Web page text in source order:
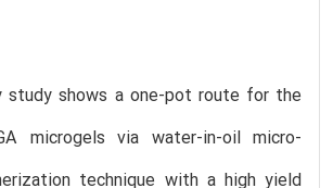
study shows a one-pot route for the
microgels via water-in-oil micro-
technique with a high yield